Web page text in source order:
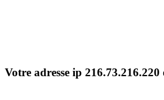
Votre adresse ip 216.73.216.220